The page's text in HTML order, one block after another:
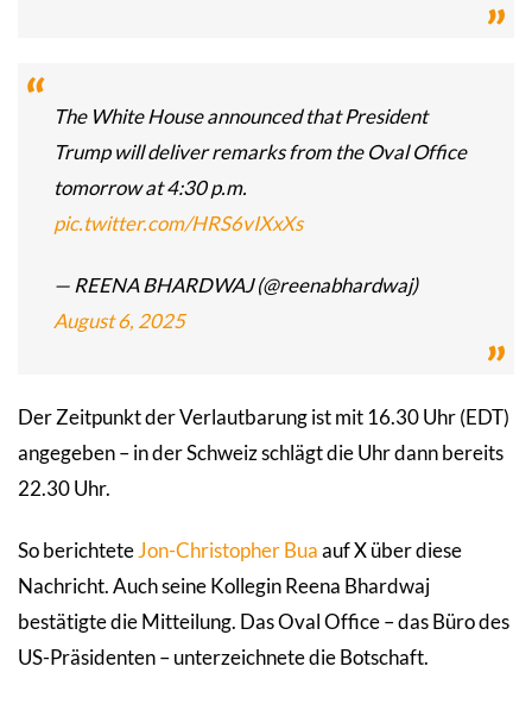
The White House announced that President
Trump will deliver remarks from the Oval Office
tomorrow at 4:30 p.m.
pic.twitter.com/HRS6vIXxXs
— REENA BHARDWAJ (@reenabhardwaj)
August 6, 2025
Der Zeitpunkt der Verlautbarung ist mit 16.30 Uhr (EDT)
angegeben – in der Schweiz schlägt die Uhr dann bereits
22.30 Uhr.
So berichteteJon-Christopher Buaauf X über diese
Nachricht. Auch seine Kollegin Reena Bhardwaj
bestätigte die Mitteilung. Das Oval Office – das Büro des
US-Präsidenten – unterzeichnete die Botschaft.